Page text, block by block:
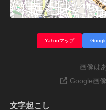
Yahooマップ
画像は
Google画
文字起こし